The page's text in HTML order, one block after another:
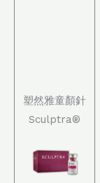
塑然雅童顏針
Sculptra®